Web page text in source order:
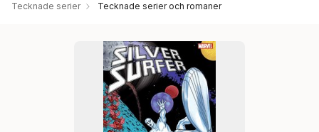
Tecknade serier Tecknade serier och romaner